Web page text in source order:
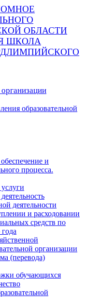
ОБЛАСТИ
ШКОЛА
образовательной
и
процесса.
деятельности
и расходовании
средств по
организации
(перевода)
обучающихся